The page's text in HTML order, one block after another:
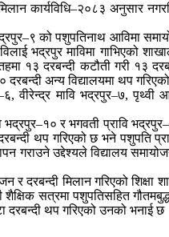
कार्यविधि–२०८३ अनुसार
को पशुपतिनाथ आविमा
भद्रपुर माविमा गाभिएको
१३ दरबन्दी कटौती गरी १३
अन्य विद्यालयमा थप
वीरेन्द्र मावि भद्रपुर–७,
र भगवती प्रावि
थप गरिएको छ भने पशुपति
गराउने उद्देश्यले विद्यालय
र दरबन्दी मिलान गरिएको
सत्रमा पशुपतिसहित
दरबन्दी थप गरिएको उनको भनाई छ